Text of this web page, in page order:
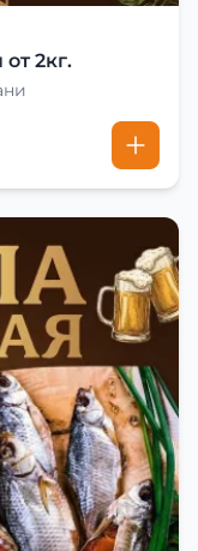
2кг.